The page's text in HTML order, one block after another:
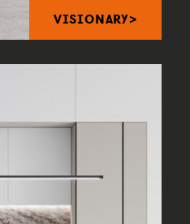
VISIONARY>